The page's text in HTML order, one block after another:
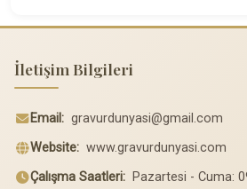
İletişim Bilgileri
Email: gravurdunyasi@gmail.com
Website: www.gravurdunyasi.com
Çalışma Saatleri: Pazartesi - Cuma: